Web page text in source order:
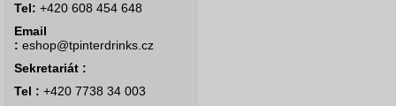
Tel: +420 608 454 648
Email
: eshop@tpinterdrinks.cz
Sekretariát :
Tel : +420 7738 34 003